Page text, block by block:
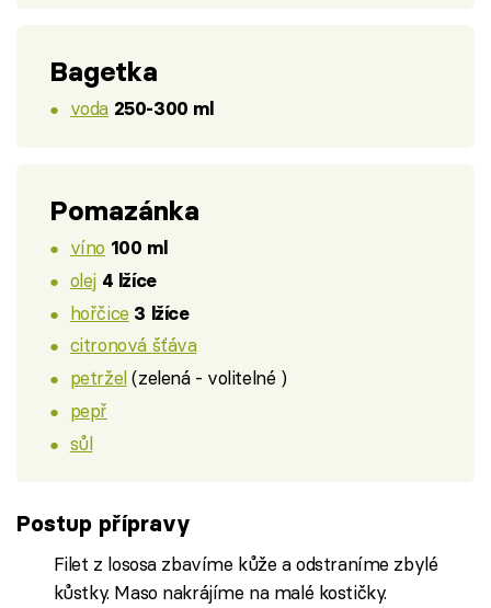
Bagetka
voda 250-300 ml
Pomazánka
víno 100 ml
olej 4 lžíce
hořčice 3 lžíce
citronová šťáva
petržel(zelená - volitelné )
pepř
sůl
Postup přípravy
Filet z lososa zbavíme kůže a odstraníme zbylé
kůstky. Maso nakrájíme na malé kostičky.